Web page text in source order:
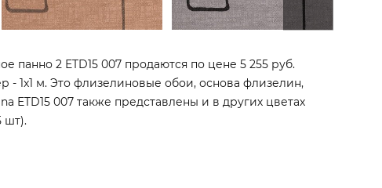
панно 2 ETD15 007 продаются по цене 5 255 руб.
- 1x1 м. Это флизелиновые обои, основа флизелин,
ETD15 007 также представлены и в других цветах
шт).